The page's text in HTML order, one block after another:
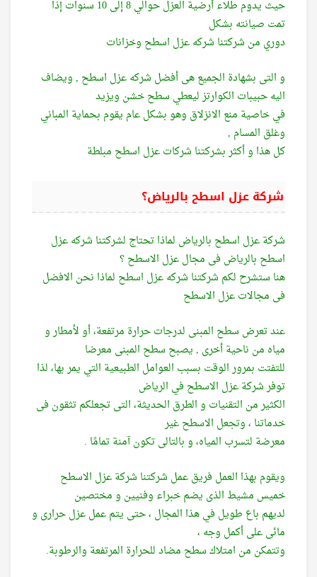
حيث يدوم طلاء أرضية العزل حوالي 8 إلى 10 سنوات إذا
تمت صيانته بشكل
دوري من شركتنا شركه عزل اسطح وخزانات
و التى بشهادة الجميع هى أفضل شركه عزل اسطح , ويضاف
اليه حبيبات الكوارتز ليعطي سطح خشن ويزيد
في خاصية منع الانزلاق وهو بشكل عام يقوم بحماية المباني
وغلق المسام ,
كل هذا و أكثر بشركتنا شركات عزل اسطح مبلطة
شركة عزل اسطح بالرياض؟
شركة عزل اسطح بالرياض لماذا تحتاج لشركتنا شركه عزل
اسطح بالرياض فى مجال عزل الاسطح ؟
هنا ستشرح لكم شركتنا شركه عزل اسطح لماذا نحن الافضل
فى مجالات عزل الاسطح
عند تعرض سطح المبنى لدرجات حرارة مرتفعة، أو لأمطار و
مياه من ناحية أخرى , يصبح سطح المبنى معرضا
للتفتت بمرور الوقت بسبب العوامل الطبيعية التي يمر بها، لذا
توفر شركة عزل الاسطح في الرياض
الكثير من التقنيات و الطرق الحديثة، التى تجعلكم تثقون فى
خدماتنا ، وتجعل الاسطح غير
معرضة لتسرب المياه، و بالتالى تكون آمنة تمامًا .
ويقوم بهذا العمل فريق عمل شركتنا شركة عزل الاسطح
خميس مشيط الذى يضم خبراء وفنيين و مختصين
لديهم باع طويل في هذا المجال ، حتى يتم عمل عزل حرارى و
مائى على أكمل وجه ،
وتتمكن من امتلاك سطح مضاد للحرارة المرتفعة والرطوبة.